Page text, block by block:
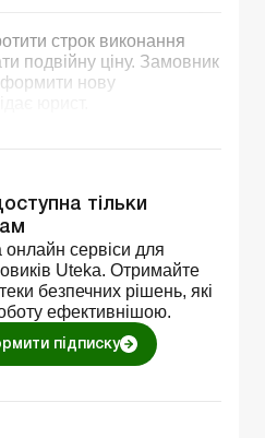
строк виконання
подвійну ціну. Замовник
нову
тільки
онлайн сервіси для
Uteka. Отримайте
безпечних рішень, які
ефективнішою.
підписку